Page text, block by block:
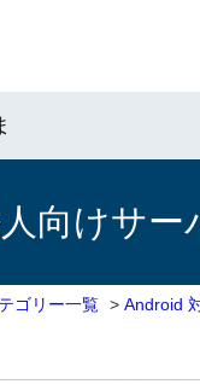
向けサー
ゴリー一覧 > Android